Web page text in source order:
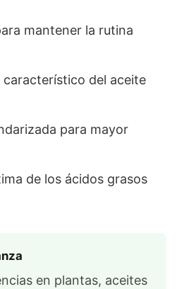
mantener la rutina
característico del aceite
para mayor
de los ácidos grasos
en plantas, aceites